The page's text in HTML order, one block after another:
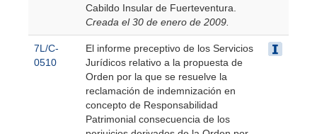
Cabildo Insular de Fuerteventura.
Creada el 30 de enero de 2009.
7L/C-
0510
El informe preceptivo de los Servicios
Jurídicos relativo a la propuesta de
Orden por la que se resuelve la
reclamación de indemnización en
concepto de Responsabilidad
Patrimonial consecuencia de los